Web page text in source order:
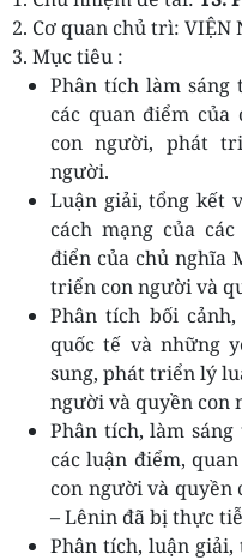
2. Cơ quan chủ trì: VIỆN
3. Mục tiêu :
Phân tích làm
các quan điểm của
con người, phát
người.
Luận giải, tổng kết
cách mạng của
điển của chủ nghĩa
triển con người và
Phân tích bối
quốc tế và những
sung, phát triển lý
người và quyền con
Phân tích, làm
các luận điểm,
con người và quyền
– Lênin đã bị thực
Phân tích, luận giải,